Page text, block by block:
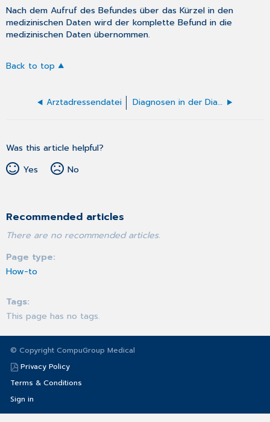
Nach dem Aufruf des Befundes über das Kürzel in den
medizinischen Daten wird der komplette Befund in die
medizinischen Daten übernommen.
Back to top
Arztadressendatei Diagnosen in der Diagnosendatei erfassen
Was this article helpful?
Yes
No
Recommended articles
There are no recommended articles.
Page type
How-to
Tags
This page has no tags.
© Copyright CompuGroup Medical
Privacy Policy
Terms & Conditions
Sign in